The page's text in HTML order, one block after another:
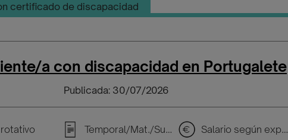
certificado de discapacidad
a con discapacidad en Portugalete
Publicada: 30/07/2026
Temporal/Mat./Sustitución/... Salario según experiencia